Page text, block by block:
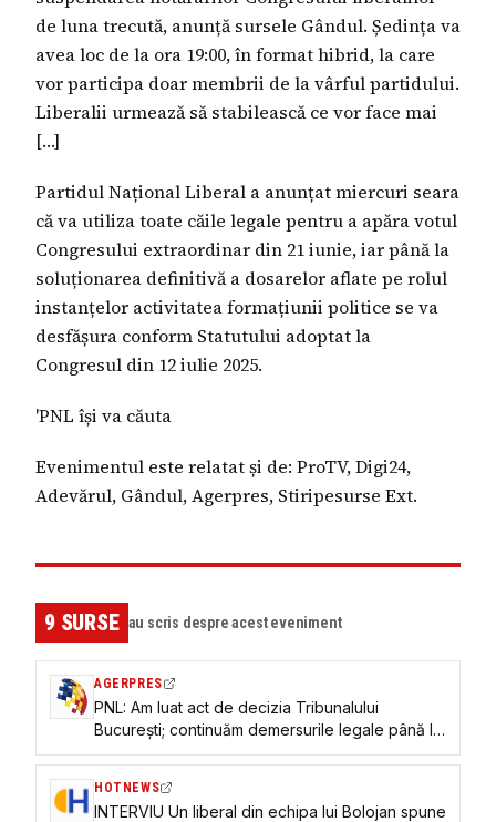
de luna trecută, anunță sursele Gândul. Ședința va
avea loc de la ora 19:00, în format hibrid, la care
vor participa doar membrii de la vârful partidului.
Liberalii urmează să stabilească ce vor face mai
[…]
Partidul Național Liberal a anunțat miercuri seara
că va utiliza toate căile legale pentru a apăra votul
Congresului extraordinar din 21 iunie, iar până la
soluționarea definitivă a dosarelor aflate pe rolul
instanțelor activitatea formațiunii politice se va
desfășura conform Statutului adoptat la
Congresul din 12 iulie 2025.
'PNL își va căuta
Evenimentul este relatat și de: ProTV, Digi24,
Adevărul, Gândul, Agerpres, Stiripesurse Ext.
9SURSE au scris despre acest eveniment
AGERPRES
PNL: Am luat act de decizia Tribunalului
București; continuăm demersurile legale până la
pronunțarea soluției definitive
HOTNEWS
INTERVIU Un liberal din echipa lui Bolojan spune